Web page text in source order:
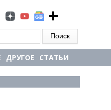
ДРУГОЕ СТАТЬИ